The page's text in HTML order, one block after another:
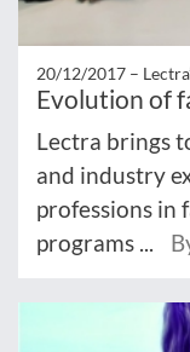
20/12/2017 –
Evolution of
Lectra brings
and industry
professions in
programs ...